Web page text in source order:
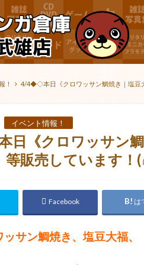
！ 4/4◆◇本日《クロワッサン鯛焼き｜塩豆
イベント情報！
《クロワッサン鯛
等販売しています
Facebook は
サン鯛焼き、塩豆大福、